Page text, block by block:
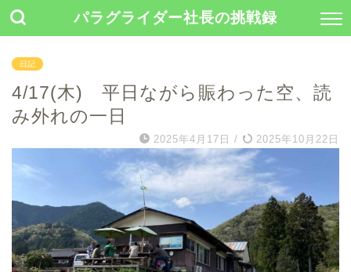
パラグライダー社長の挑戦録
日記
4/17(木) 平日ながら賑わった空、読
み外れの一日
2025年4月17日 / 2025年10月22日